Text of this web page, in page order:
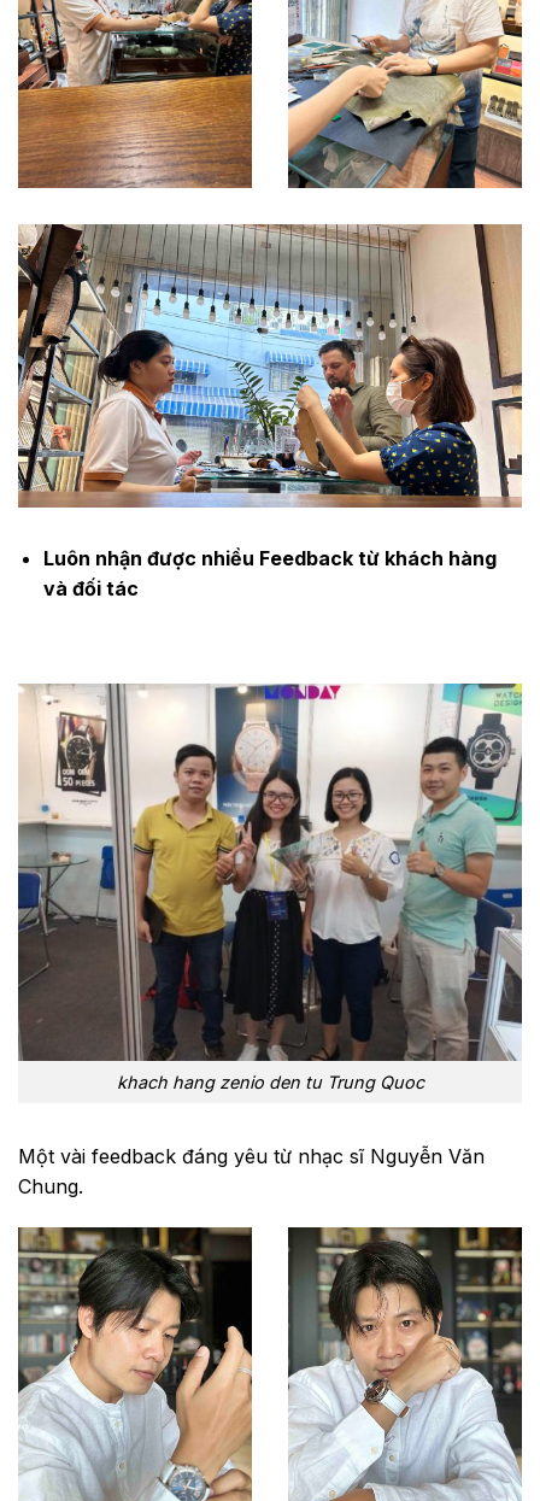
Luôn nhận được nhiều Feedback từ khách hàng
và đối tác
khach hang zenio den tu Trung Quoc
Một vài feedback đáng yêu từ nhạc sĩ Nguyễn Văn
Chung.